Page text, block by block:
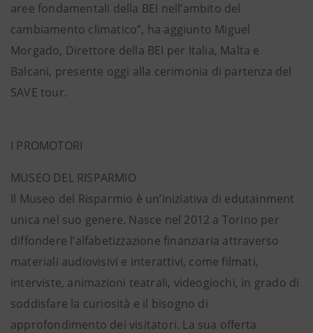
aree fondamentali della BEI nell’ambito del
cambiamento climatico”, ha aggiunto Miguel
Morgado, Direttore della BEI per Italia, Malta e
Balcani, presente oggi alla cerimonia di partenza del
SAVE tour.
I PROMOTORI
MUSEO DEL RISPARMIO
Il Museo del Risparmio è un’iniziativa di edutainment
unica nel suo genere. Nasce nel 2012 a Torino per
diffondere l’alfabetizzazione finanziaria attraverso
materiali audiovisivi e interattivi, come filmati,
interviste, animazioni teatrali, videogiochi, in grado di
soddisfare la curiosità e il bisogno di
approfondimento dei visitatori. La sua offerta